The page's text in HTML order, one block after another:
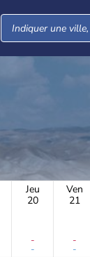
Jeu
20
-
-
Ven
21
-
-